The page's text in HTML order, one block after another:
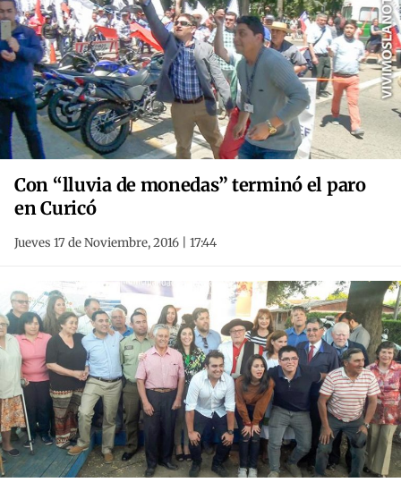
Con “lluvia de monedas” terminó el paro
en Curicó
Jueves 17 de Noviembre, 2016 | 17:44